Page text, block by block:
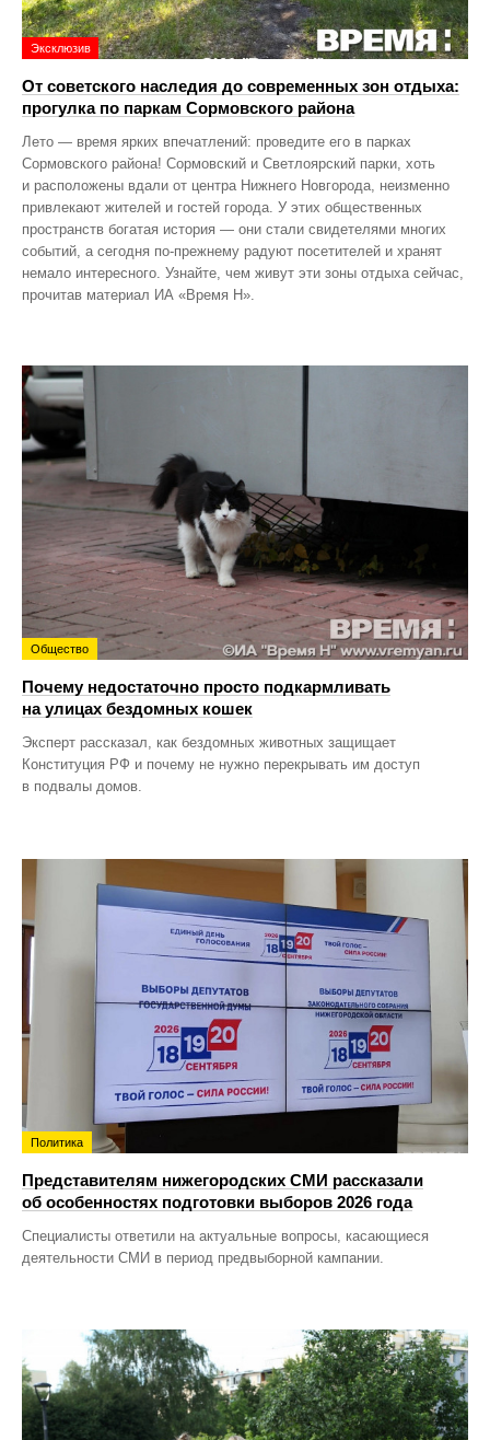
Эксклюзив
От советского наследия до современных зон отдыха:
прогулка по паркам Сормовского района
Лето — время ярких впечатлений: проведите его в парках
Сормовского района! Сормовский и Светлоярский парки, хоть
и расположены вдали от центра Нижнего Новгорода, неизменно
привлекают жителей и гостей города. У этих общественных
пространств богатая история — они стали свидетелями многих
событий, а сегодня по‑прежнему радуют посетителей и хранят
немало интересного. Узнайте, чем живут эти зоны отдыха сейчас,
прочитав материал ИА «Время Н».
Общество
Почему недостаточно просто подкармливать
на улицах бездомных кошек
Эксперт рассказал, как бездомных животных защищает
Конституция РФ и почему не нужно перекрывать им доступ
в подвалы домов.
Политика
Представителям нижегородских СМИ рассказали
об особенностях подготовки выборов 2026 года
Специалисты ответили на актуальные вопросы, касающиеся
деятельности СМИ в период предвыборной кампании.